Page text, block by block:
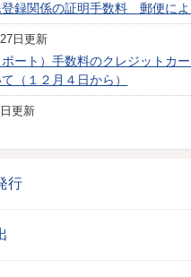
登録関係の証明手数料 郵便に
日更新
ート）手数料のクレジットカ
（１２月４日から）
更新
行